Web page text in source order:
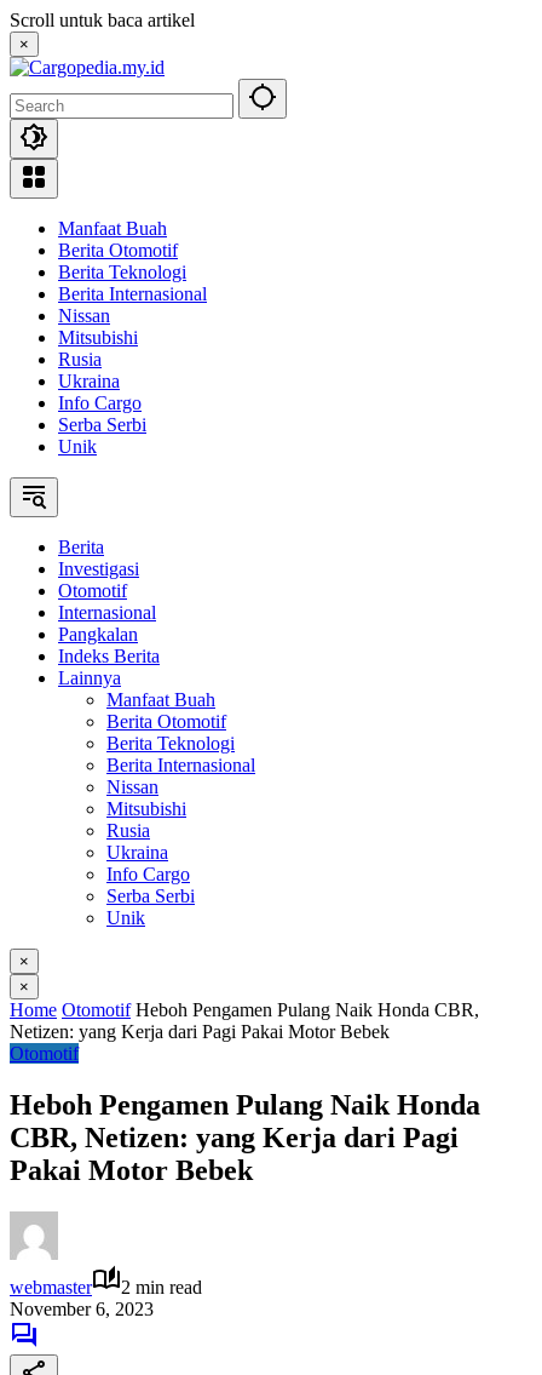
Skip
to
content
Scroll untuk baca artikel
×
Manfaat Buah
Berita Otomotif
Berita Teknologi
Berita Internasional
Nissan
Mitsubishi
Rusia
Ukraina
Info Cargo
Serba Serbi
Unik
Berita
Investigasi
Otomotif
Internasional
Pangkalan
Indeks Berita
Lainnya
Manfaat Buah
Berita Otomotif
Berita Teknologi
Berita Internasional
Nissan
Mitsubishi
Rusia
Ukraina
Info Cargo
Serba Serbi
Unik
×
×
Home Otomotif Heboh Pengamen Pulang Naik Honda CBR,
Netizen: yang Kerja dari Pagi Pakai Motor Bebek
Otomotif
Heboh Pengamen Pulang Naik Honda
CBR, Netizen: yang Kerja dari Pagi
Pakai Motor Bebek
webmaster
2 min read
November 6, 2023